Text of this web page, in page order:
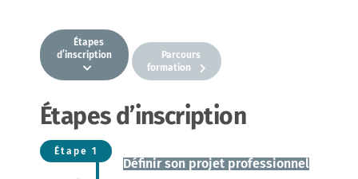
Étapes
d’inscription
Parcours
formation
Étapes d’inscription
Étape 1
Définir son projet professionnel